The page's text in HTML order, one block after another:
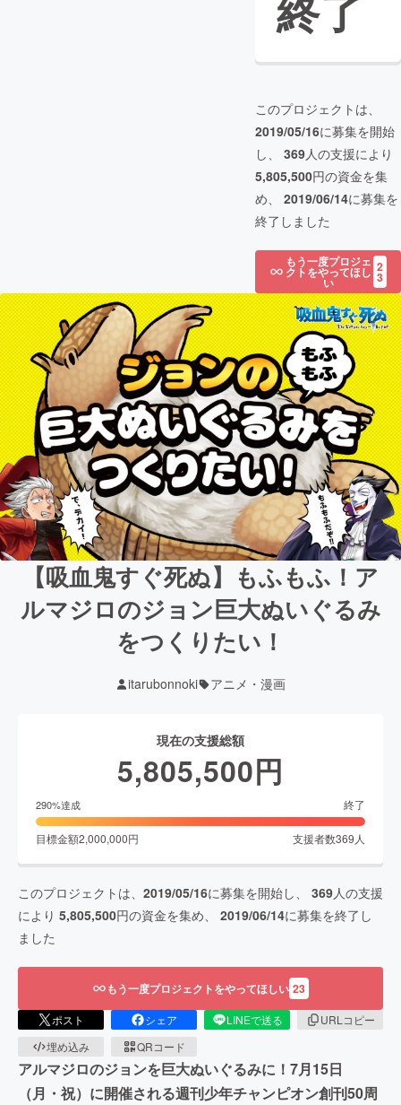
このプロジェクトは、
2019/05/16に募集を開始
し、 369人の支援により
5,805,500円の資金を集
め、 2019/06/14に募集を
終了しました
もう一度プロジェ
クトをやってほし
い
2
3
【吸血鬼すぐ死ぬ】もふもふ！ア
ルマジロのジョン巨大ぬいぐるみ
をつくりたい！
itarubonnoki アニメ・漫画
現在の支援総額
5,805,500円
290%達成 終了
目標金額2,000,000円 支援者数369人
このプロジェクトは、 2019/05/16に募集を開始し、 369人の支援
により 5,805,500円の資金を集め、 2019/06/14に募集を終了し
ました
もう一度プロジェクトをやってほしい 23
ポスト シェア LINEで送る
URLコピー
埋め込み
QRコード
アルマジロのジョンを巨大ぬいぐるみに！7月15日
（月・祝）に開催される週刊少年チャンピオン創刊50周